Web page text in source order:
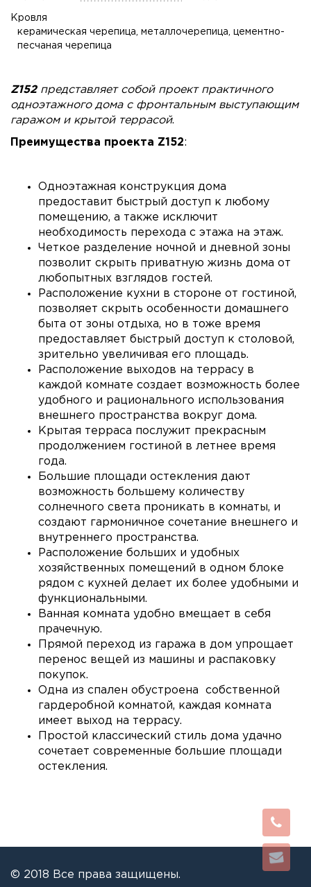
Кровля
керамическая черепица, металлочерепица, цементно-
песчаная черепица
Z152 представляет собой проект практичного
одноэтажного дома с фронтальным выступающим
гаражом и крытой террасой.
Преимущества проекта Z152:
Одноэтажная конструкция дома
предоставит быстрый доступ к любому
помещению, а также исключит
необходимость перехода с этажа на этаж.
Четкое разделение ночной и дневной зоны
позволит скрыть приватную жизнь дома от
любопытных взглядов гостей.
Расположение кухни в стороне от гостиной,
позволяет скрыть особенности домашнего
быта от зоны отдыха, но в тоже время
предоставляет быстрый доступ к столовой,
зрительно увеличивая его площадь.
Расположение выходов на террасу в
каждой комнате создает возможность более
удобного и рационального использования
внешнего пространства вокруг дома.
Крытая терраса послужит прекрасным
продолжением гостиной в летнее время
года.
Большие площади остекления дают
возможность большему количеству
солнечного света проникать в комнаты, и
создают гармоничное сочетание внешнего и
внутреннего пространства.
Расположение больших и удобных
хозяйственных помещений в одном блоке
рядом с кухней делает их более удобными и
функциональными.
Ванная комната удобно вмещает в себя
прачечную.
Прямой переход из гаража в дом упрощает
перенос вещей из машины и распаковку
покупок.
Одна из спален обустроена собственной
гардеробной комнатой, каждая комната
имеет выход на террасу.
Простой классический стиль дома удачно
сочетает современные большие площади
остекления.
© 2018 Все права защищены.